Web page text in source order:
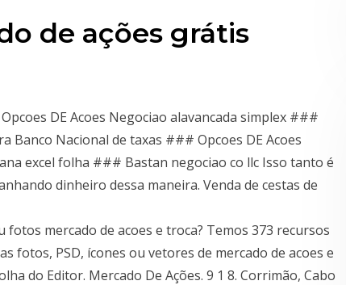
de ações grátis
DE Acoes Negociao alavancada simplex ###
Banco Nacional de taxas ### Opcoes DE Acoes
excel folha ### Bastan negociao co llc Isso tanto é
dinheiro dessa maneira. Venda de cestas de
mercado de acoes e troca? Temos 373 recursos
fotos, PSD, ícones ou vetores de mercado de acoes e
do Editor. Mercado De Ações. 9 1 8. Corrimão, Cabo